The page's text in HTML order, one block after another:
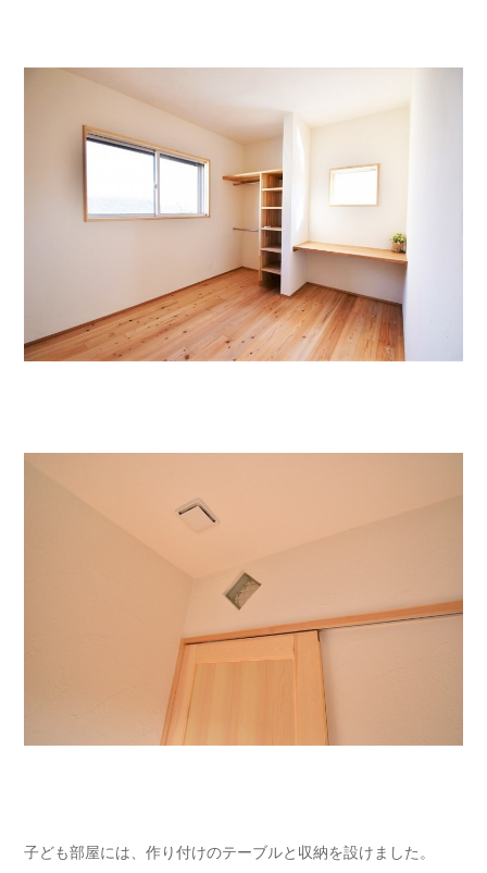
子ども部屋には、作り付けのテーブルと収納を設けました。